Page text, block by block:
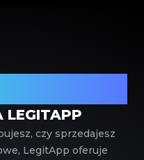
LEGITAPP
czy sprzedajesz
LegitApp oferuje